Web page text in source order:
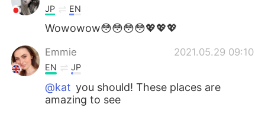
JP EN
Wowowow😳😳😳😳💖💖💖
Emmie 2021.05.29 09:10
EN JP
@kat you should! These places are
amazing to see